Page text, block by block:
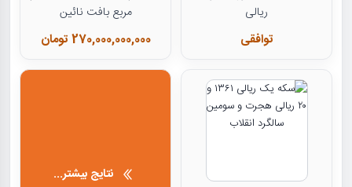
ریالی
توافقی
مربع بافت نائین
270,000,000,000 تومان
نتایج بیشتر...